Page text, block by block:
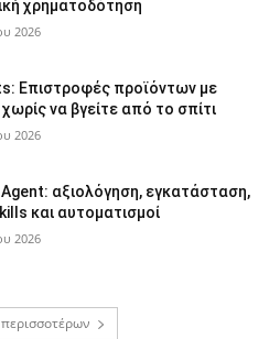
χρηματοδότηση
2026
Επιστροφές προϊόντων με
να βγείτε από το σπίτι
2026
αξιολόγηση, εγκατάσταση,
και αυτοματισμοί
2026